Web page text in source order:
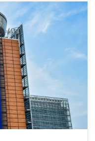
vaya a ir a quien
distribución equitativa